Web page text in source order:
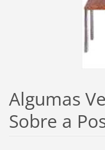
Algumas
Sobre a